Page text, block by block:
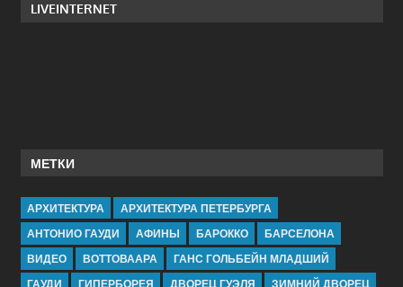
LIVEINTERNET
МЕТКИ
АРХИТЕКТУРА
АРХИТЕКТУРА ПЕТЕРБУРГА
АНТОНИО ГАУДИ
АФИНЫ БАРОККО
БАРСЕЛОНА
ВИДЕО
ВОТТОВААРА
ГАНС ГОЛЬБЕЙН МЛАДШИЙ
ГАУДИ
ГИПЕРБОРЕЯ ДВОРЕЦ ГУЭЛЯ ЗИМНИЙ ДВОРЕЦ